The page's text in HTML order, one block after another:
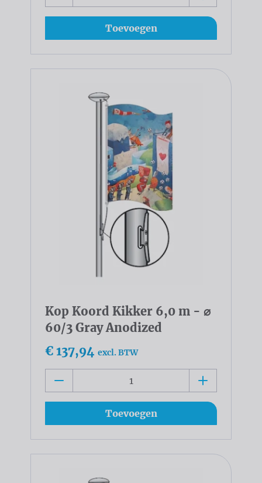
Toevoegen
Kop Koord Kikker 6,0 m - ⌀
60/3 Gray Anodized
€ 137,94 excl. BTW
Toevoegen